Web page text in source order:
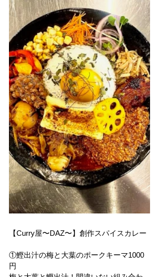
【Curry屋〜DAZ〜】創作スパイスカレー
①鰹出汁の梅と大葉のポークキーマ1000
円